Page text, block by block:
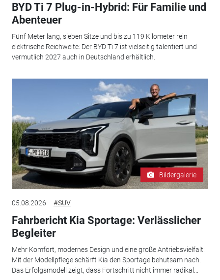
BYD Ti 7 Plug-in-Hybrid: Für Familie und
Abenteuer
Fünf Meter lang, sieben Sitze und bis zu 119 Kilometer rein
elektrische Reichweite: Der BYD Ti 7 ist vielseitig talentiert und
vermutlich 2027 auch in Deutschland erhältlich.
Bildergalerie
05.08.2026 #SUV
Fahrbericht Kia Sportage: Verlässlicher
Begleiter
Mehr Komfort, modernes Design und eine große Antriebsvielfalt:
Mit der Modellpflege schärft Kia den Sportage behutsam nach.
Das Erfolgsmodell zeigt, dass Fortschritt nicht immer radikal...